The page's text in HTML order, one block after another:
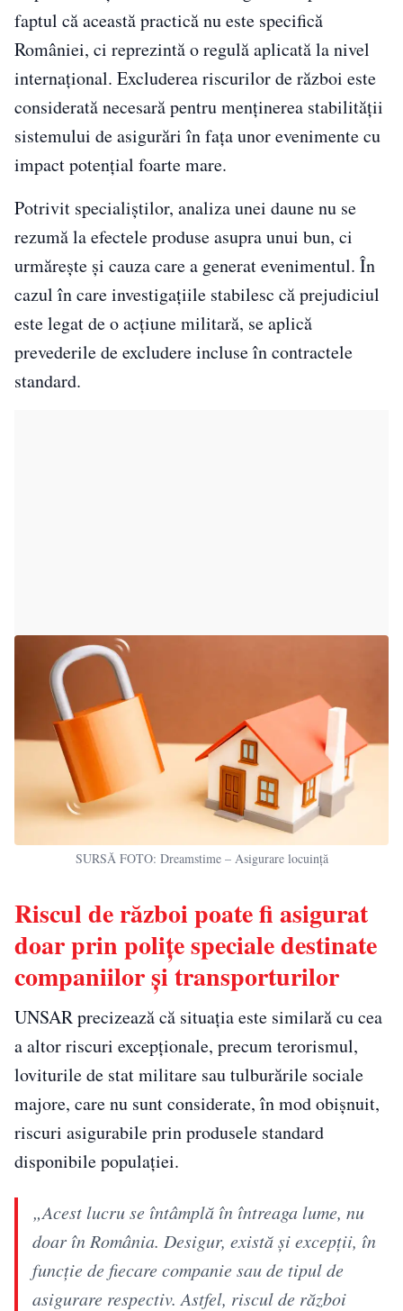
faptul că această practică nu este specifică
României, ci reprezintă o regulă aplicată la nivel
internațional. Excluderea riscurilor de război este
considerată necesară pentru menținerea stabilității
sistemului de asigurări în fața unor evenimente cu
impact potențial foarte mare.
Potrivit specialiștilor, analiza unei daune nu se
rezumă la efectele produse asupra unui bun, ci
urmărește și cauza care a generat evenimentul. În
cazul în care investigațiile stabilesc că prejudiciul
este legat de o acțiune militară, se aplică
prevederile de excludere incluse în contractele
standard.
SURSĂ FOTO: Dreamstime – Asigurare locuință
Riscul de război poate fi asigurat
doar prin polițe speciale destinate
companiilor și transporturilor
UNSAR precizează că situația este similară cu cea
a altor riscuri excepționale, precum terorismul,
loviturile de stat militare sau tulburările sociale
majore, care nu sunt considerate, în mod obișnuit,
riscuri asigurabile prin produsele standard
disponibile populației.
„Acest lucru se întâmplă în întreaga lume, nu
doar în România. Desigur, există şi excepţii, în
funcţie de fiecare companie sau de tipul de
asigurare respectiv. Astfel, riscul de război